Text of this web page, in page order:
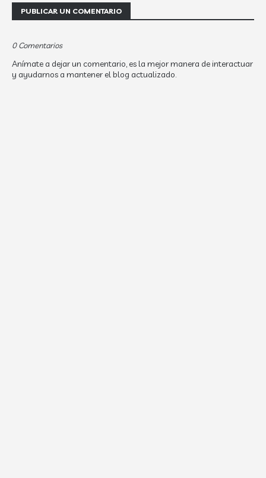
PUBLICAR UN COMENTARIO
0 Comentarios
Anímate a dejar un comentario, es la mejor manera de interactuar
y ayudarnos a mantener el blog actualizado.